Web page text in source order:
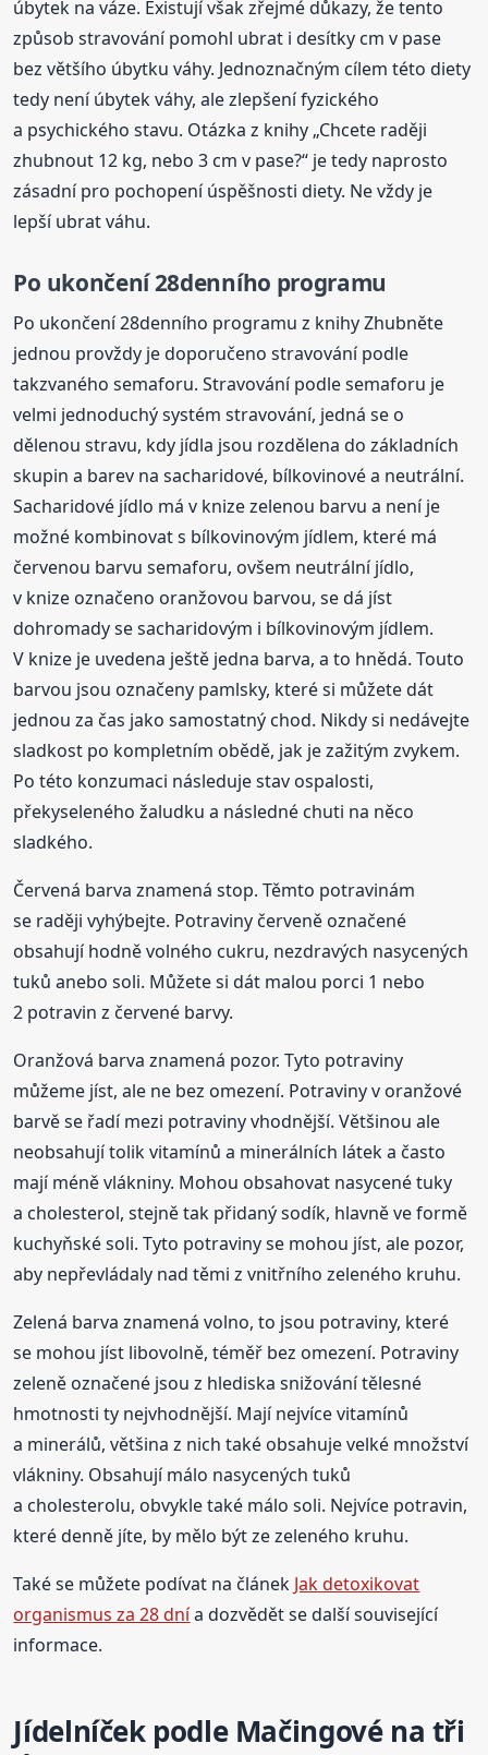
úbytek na váze. Existují však zřejmé důkazy, že tento
způsob stravování pomohl ubrat i desítky cm v pase
bez většího úbytku váhy. Jednoznačným cílem této diety
tedy není úbytek váhy, ale zlepšení fyzického
a psychického stavu. Otázka z knihy „Chcete raději
zhubnout 12 kg, nebo 3 cm v pase?“ je tedy naprosto
zásadní pro pochopení úspěšnosti diety. Ne vždy je
lepší ubrat váhu.
Po ukončení 28denního programu
Po ukončení 28denního programu z knihy Zhubněte
jednou provždy je doporučeno stravování podle
takzvaného semaforu. Stravování podle semaforu je
velmi jednoduchý systém stravování, jedná se o
dělenou stravu, kdy jídla jsou rozdělena do základních
skupin a barev na sacharidové, bílkovinové a neutrální.
Sacharidové jídlo má v knize zelenou barvu a není je
možné kombinovat s bílkovinovým jídlem, které má
červenou barvu semaforu, ovšem neutrální jídlo,
v knize označeno oranžovou barvou, se dá jíst
dohromady se sacharidovým i bílkovinovým jídlem.
V knize je uvedena ještě jedna barva, a to hnědá. Touto
barvou jsou označeny pamlsky, které si můžete dát
jednou za čas jako samostatný chod. Nikdy si nedávejte
sladkost po kompletním obědě, jak je zažitým zvykem.
Po této konzumaci následuje stav ospalosti,
překyseleného žaludku a následné chuti na něco
sladkého.
Červená barva znamená stop. Těmto potravinám
se raději vyhýbejte. Potraviny červeně označené
obsahují hodně volného cukru, nezdravých nasycených
tuků anebo soli. Můžete si dát malou porci 1 nebo
2 potravin z červené barvy.
Oranžová barva znamená pozor. Tyto potraviny
můžeme jíst, ale ne bez omezení. Potraviny v oranžové
barvě se řadí mezi potraviny vhodnější. Většinou ale
neobsahují tolik vitamínů a minerálních látek a často
mají méně vlákniny. Mohou obsahovat nasycené tuky
a cholesterol, stejně tak přidaný sodík, hlavně ve formě
kuchyňské soli. Tyto potraviny se mohou jíst, ale pozor,
aby nepřevládaly nad těmi z vnitřního zeleného kruhu.
Zelená barva znamená volno, to jsou potraviny, které
se mohou jíst libovolně, téměř bez omezení. Potraviny
zeleně označené jsou z hlediska snižování tělesné
hmotnosti ty nejvhodnější. Mají nejvíce vitamínů
a minerálů, většina z nich také obsahuje velké množství
vlákniny. Obsahují málo nasycených tuků
a cholesterolu, obvykle také málo soli. Nejvíce potravin,
které denně jíte, by mělo být ze zeleného kruhu.
Také se můžete podívat na článek Jak detoxikovat
organismus za 28 dnía dozvědět se další související
informace.
Jídelníček podle Mačingové na tři